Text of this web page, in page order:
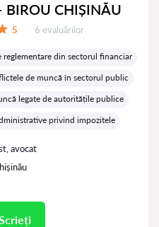
BIROU CHIȘINĂU
5 Evaluărilor:
6 evaluărilor
din sectorul financiar
de muncă în sectorul public
legate de autoritățile publice
privind impozitele
avocat